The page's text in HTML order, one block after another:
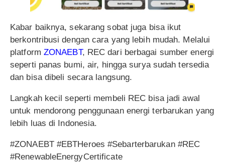
Kabar baiknya, sekarang sobat juga bisa ikut
berkontribusi dengan cara yang lebih mudah. Melalui
platform ZONAEBT, REC dari berbagai sumber energi
seperti panas bumi, air, hingga surya sudah tersedia
dan bisa dibeli secara langsung.
Langkah kecil seperti membeli REC bisa jadi awal
untuk mendorong penggunaan energi terbarukan yang
lebih luas di Indonesia.
#ZONAEBT #EBTHeroes #Sebarterbarukan #REC
#RenewableEnergyCertificate